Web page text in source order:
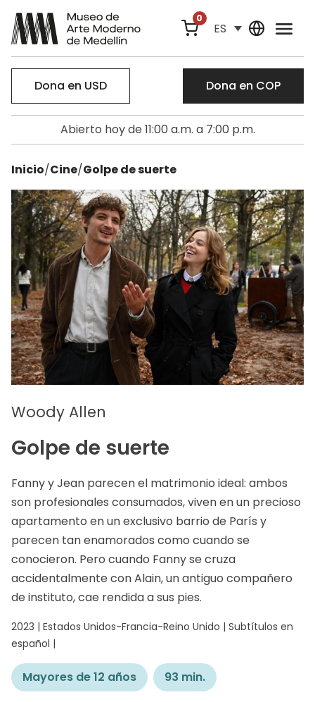
0
ES
Dona en USD Dona en COP
Abierto hoy de 11:00 a.m. a 7:00 p.m.
Inicio/Cine/Golpe de suerte
Woody Allen
Golpe de suerte
Fanny y Jean parecen el matrimonio ideal: ambos
son profesionales consumados, viven en un precioso
apartamento en un exclusivo barrio de París y
parecen tan enamorados como cuando se
conocieron. Pero cuando Fanny se cruza
accidentalmente con Alain, un antiguo compañero
de instituto, cae rendida a sus pies.
2023 | Estados Unidos-Francia-Reino Unido | Subtítulos en
español |
Mayores de 12 años 93 min.